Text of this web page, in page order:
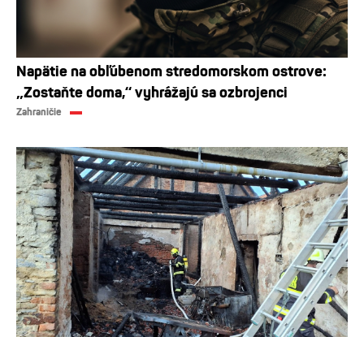
Napätie na obľúbenom stredomorskom ostrove:
„Zostaňte doma,“ vyhrážajú sa ozbrojenci
Zahraničie